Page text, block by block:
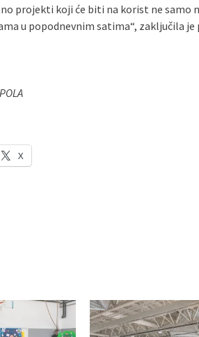
projekti koji će biti na korist ne samo
u popodnevnim satima“, zaključila je
X